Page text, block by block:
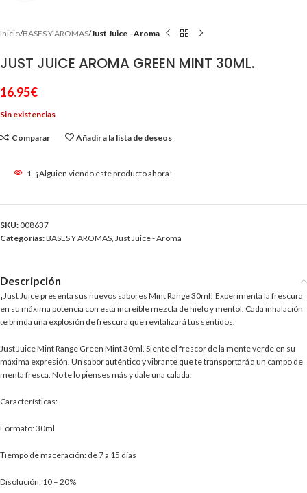
Inicio BASES Y AROMAS Just Juice - Aroma
JUST JUICE AROMA GREEN MINT 30ML.
16.95€
Sin existencias
Comparar Añadir a la lista de deseos
1 ¡Alguien viendo este producto ahora!
SKU: 008637
Categorías:BASES Y AROMAS, Just Juice - Aroma
Descripción
¡Just Juice presenta sus nuevos sabores Mint Range 30ml! Experimenta la frescura
en su máxima potencia con esta increíble mezcla de hielo y mentol. Cada inhalación
te brinda una explosión de frescura que revitalizará tus sentidos.
Just Juice Mint Range Green Mint 30ml. Siente el frescor de la mente verde en su
máxima expresión. Un sabor auténtico y vibrante que te transportará a un campo de
menta fresca. No te lo pienses más y dale una calada.
Características:
Formato: 30ml
Tiempo de maceración: de 7 a 15 días
Disolución: 10 – 20%